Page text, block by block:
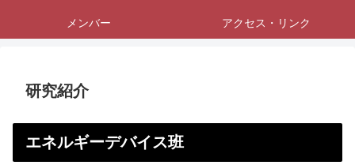
メンバー アクセス・リンク
研究紹介
エネルギーデバイス班